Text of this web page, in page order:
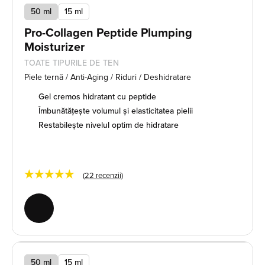
50 ml 15 ml
Pro-Collagen Peptide Plumping
Moisturizer
TOATE TIPURILE DE TEN
Piele ternă / Anti-Aging / Riduri / Deshidratare
Gel cremos hidratant cu peptide
Îmbunătățește volumul și elasticitatea pielii
Restabilește nivelul optim de hidratare
★★★★★ (22 recenzii)
50 ml 15 ml